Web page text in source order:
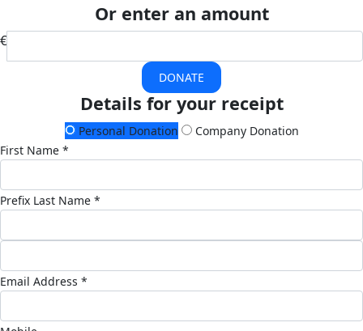
Or enter an amount
€
DONATE
Details for your receipt
Personal Donation
Company Donation
First Name *
Prefix Last Name *
Email Address *